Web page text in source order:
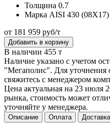
Толщина 0.7
Марка AISI 430 (08Х17)
от 181 959 руб/т
Добавить в корзину
В наличии 455 т
Наличие указано с учетом
"Мегаполис". Для уточнения
свяжитесь с менеджером
Цена актуальная на 23 июля
рынка, стоимость может
уточняйте у менеджера.
Описание Оплата Доставка